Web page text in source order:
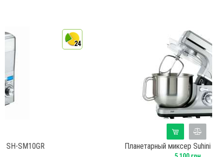
Планетарный миксер Suhini SH-SM6.8GR